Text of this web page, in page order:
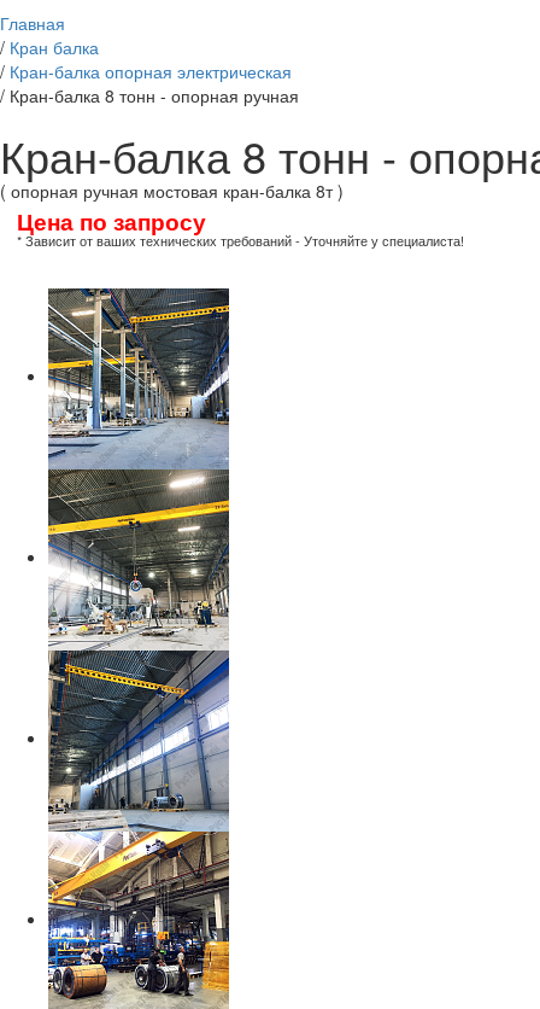
Главная
/ Кран балка
/ Кран-балка опорная электрическая
/ Кран-балка 8 тонн - опорная ручная
Кран-балка 8 тонн -
( опорная ручная мостовая кран-балка 8т )
Цена по запросу
* Зависит от ваших технических требований - Уточняйте у специалиста!